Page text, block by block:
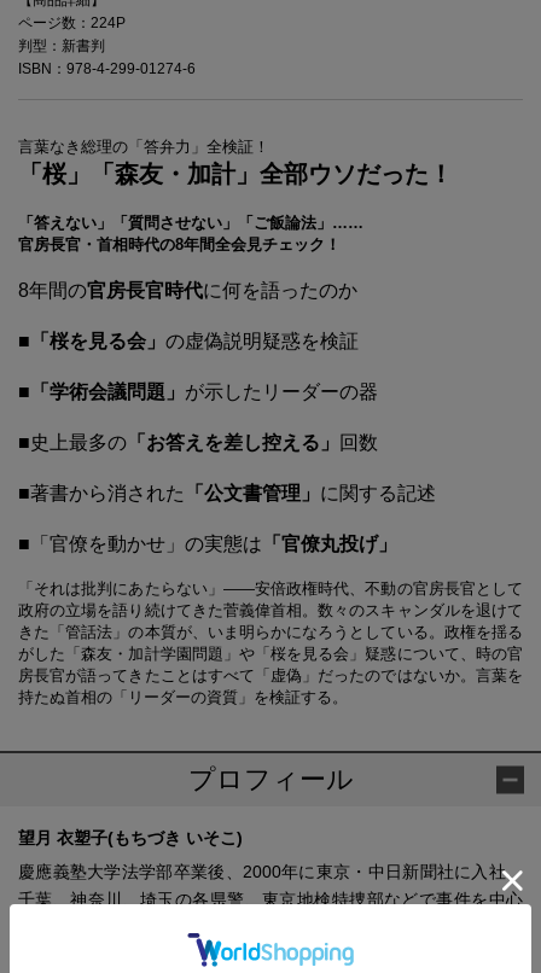
ページ数：224P
判型：新書判
ISBN：978-4-299-01274-6
言葉なき総理の「答弁力」全検証！
「桜」「森友・加計」全部ウソだった！
「答えない」「質問させない」「ご飯論法」……
官房長官・首相時代の8年間全会見チェック！
8年間の官房長官時代に何を語ったのか
■ 「桜を見る会」 の虚偽説明疑惑を検証
■ 「学術会議問題」 が示したリーダーの器
■史上最多の 「お答えを差し控える」 回数
■著書から消された 「公文書管理」 に関する記述
■「官僚を動かせ」の実態は 「官僚丸投げ」
「それは批判にあたらない」――安倍政権時代、不動の官房長官として
政府の立場を語り続けてきた菅義偉首相。数々のスキャンダルを退けて
きた「管話法」の本質が、いま明らかになろうとしている。政権を揺る
がした「森友・加計学園問題」や「桜を見る会」疑惑について、時の官
房長官が語ってきたことはすべて「虚偽」だったのではないか。言葉を
持たぬ首相の「リーダーの資質」を検証する。
プロフィール
望月 衣塑子(もちづき いそこ)
慶應義塾大学法学部卒業後、2000年に東京・中日新聞社に入社。
千葉、神奈川、埼玉の各県警、東京地検特捜部などで事件を中心
友学園・加計学園問題の取材チームの一員となり、並行して官房